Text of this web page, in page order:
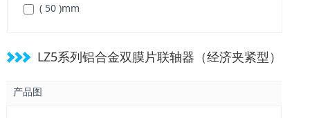
( 50 )mm
( 64 )mm
( 98 )
LZ5系列铝合金双膜片联轴器（经济夹紧型）
产品图